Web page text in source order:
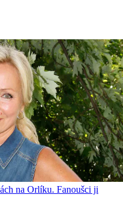
na Orlíku. Fanoušci ji